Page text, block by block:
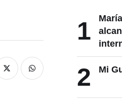
1
2 Mi